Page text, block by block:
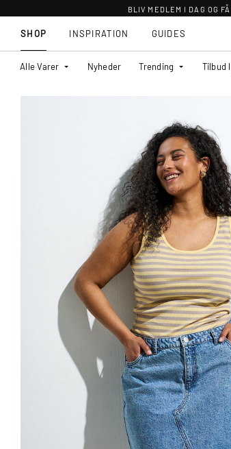
BLIV MEDLEM I DAG OG
SHOP
Alle Varer Nyheder Trending Tilbud
INSPIRATION GUIDES